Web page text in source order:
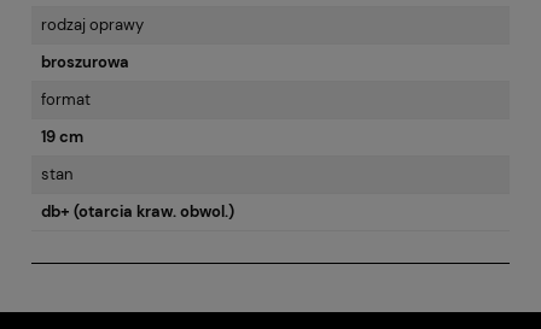
rodzaj oprawy
broszurowa
format
19 cm
stan
db+ (otarcia kraw. obwol.)